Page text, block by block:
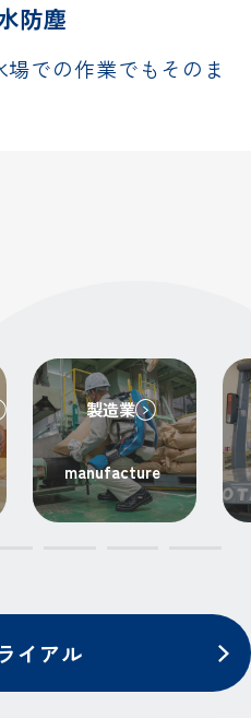
防塵
での作業でもそのま
製造業
manufacture
イアル